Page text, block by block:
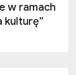
w ramach
kulturę”